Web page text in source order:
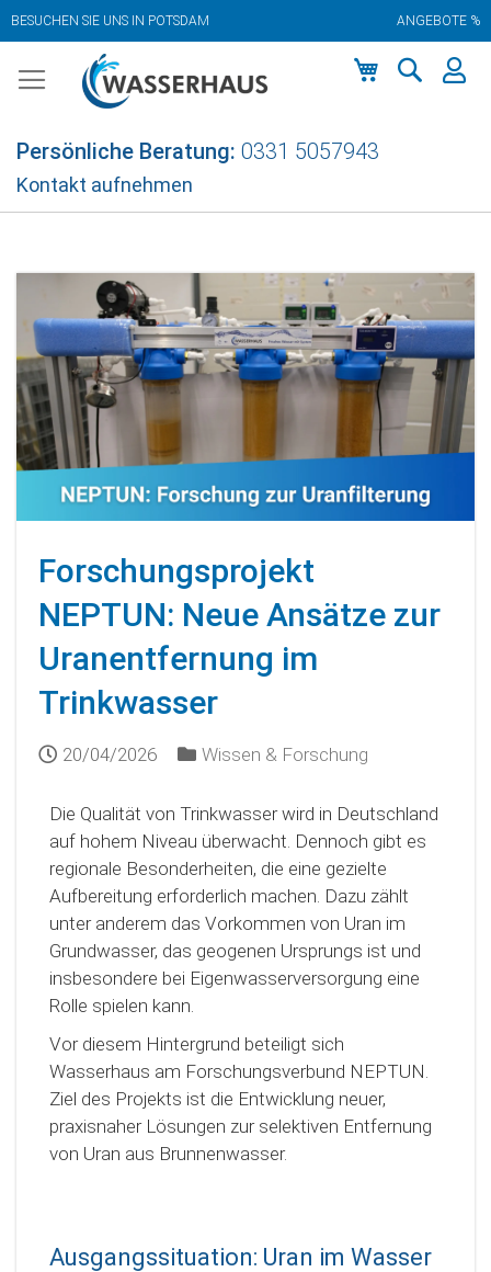
BESUCHEN SIE UNS IN POTSDAM ANGEBOTE %
Inhalt
Persönliche Beratung: 0331 5057943
Kontakt aufnehmen
Forschungsprojekt
NEPTUN: Neue Ansätze zur
Uranentfernung im
Trinkwasser
20/04/2026 Wissen & Forschung
Die Qualität von Trinkwasser wird in Deutschland
auf hohem Niveau überwacht. Dennoch gibt es
regionale Besonderheiten, die eine gezielte
Aufbereitung erforderlich machen. Dazu zählt
unter anderem das Vorkommen von Uran im
Grundwasser, das geogenen Ursprungs ist und
insbesondere bei Eigenwasserversorgung eine
Rolle spielen kann.
Vor diesem Hintergrund beteiligt sich
Wasserhaus am Forschungsverbund NEPTUN.
Ziel des Projekts ist die Entwicklung neuer,
praxisnaher Lösungen zur selektiven Entfernung
von Uran aus Brunnenwasser.
Ausgangssituation: Uran im Wasser